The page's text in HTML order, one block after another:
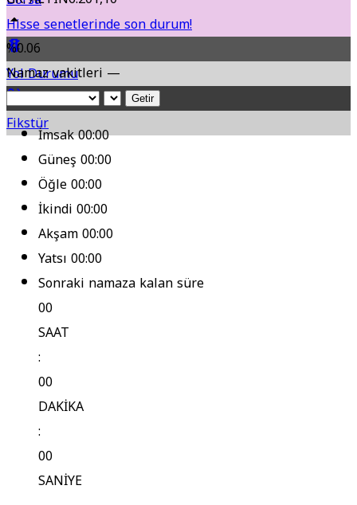
Hisse senetlerinde son durum!
Yol Durumu
Fikstür
%0.06
Namaz vakitleri —
Getir
İmsak00:00
Güneş00:00
Öğle00:00
İkindi00:00
Akşam00:00
Yatsı00:00
Sonraki namaza kalan süre
00
SAAT
:
00
DAKİKA
:
00
SANİYE